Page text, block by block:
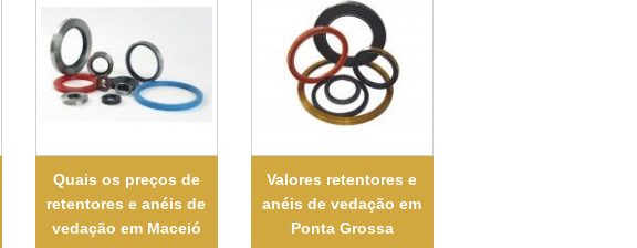
Quais os preços de
retentores e anéis de
vedação em Maceió
Valores retentores e
anéis de vedação em
Ponta Grossa